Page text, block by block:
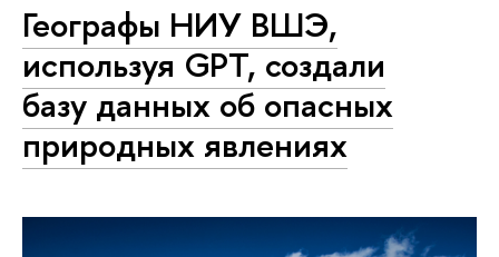
Географы НИУ ВШЭ,
используя GPT, создали
базу данных об опасных
природных явлениях